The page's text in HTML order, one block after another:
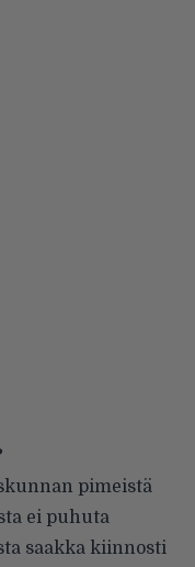
pimeistä
ei puhuta
saakka kiinnosti